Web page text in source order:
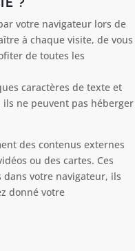
votre navigateur lors de
à chaque visite, de vous
de toutes les
caractères de texte et
ne peuvent pas héberger
des contenus externes
ou des cartes. Ces
dans votre navigateur, ils
donné votre